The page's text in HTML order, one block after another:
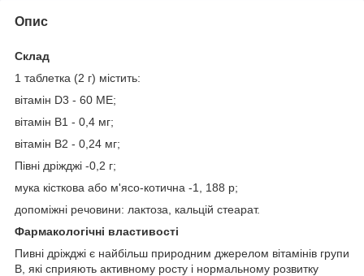
Опис
Склад
1 таблетка (2 г) містить:
вітамін D3 - 60 МЕ;
вітамін В1 - 0,4 мг;
вітамін В2 - 0,24 мг;
Півні дріжджі -0,2 г;
мука кісткова або м'ясо-котична -1, 188 р;
допоміжні речовини: лактоза, кальцій стеарат.
Фармакологічні властивості
Пивні дріжджі є найбільш природним джерелом вітамінів групи
В, які сприяють активному росту і нормальному розвитку